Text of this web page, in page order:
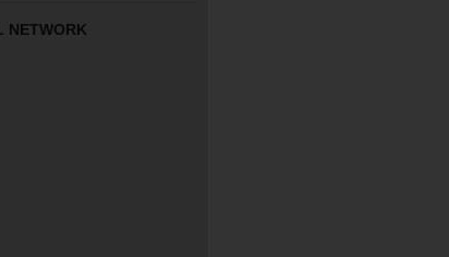
NETWORK